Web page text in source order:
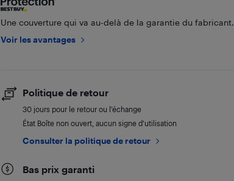
Une couverture qui va au-delà de la garantie du fabricant.
Voir les avantages
Politique de retour
30 jours pour le retour ou l’échange
État Boîte non ouvert, aucun signe d'utilisation
Consulter la politique de retour
Bas prix garanti